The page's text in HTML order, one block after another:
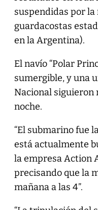
suspendidas por
guardacostas
en la Argentina).
El navío “Polar
sumergible, y una
Nacional siguieron
noche.
“El submarino fue
está actualmente
la empresa Action
precisando que la
mañana a las 4”.